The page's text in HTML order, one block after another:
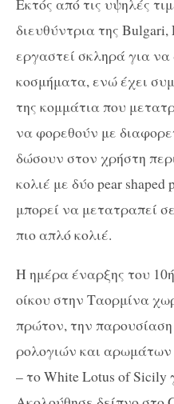
Εκτός από τις υψηλές
διευθύντρια της Bulgari,
εργαστεί σκληρά για να
κοσμήματα, ενώ έχει
της κομμάτια που
να φορεθούν με
δώσουν στον χρήστη
κολιέ με δύο pear
μπορεί να μετατραπεί
πιο απλό κολιέ.
Η ημέρα έναρξης του
οίκου στην Ταορμίνα
πρώτον, την
ρολογιών και αρωμάτων
– το White Lotus of Sicily